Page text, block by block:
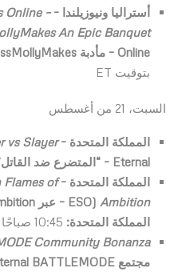
أستراليا ونيوزيلندا – Online–
An Epic Banquet
Online – مأدبة
بتوقيت ET
السبت، 21 من أغسطس
المملكة المتحدة – vs Slayer
Eternal – “المتضرع ضد
المملكة المتحدة –Flames of
Ambition
(
ESO – عبر
المملكة المتحدة: 10:45 صباحًا بتوقيت ET
Community Bonanza
مجتمع BATTLEMODE